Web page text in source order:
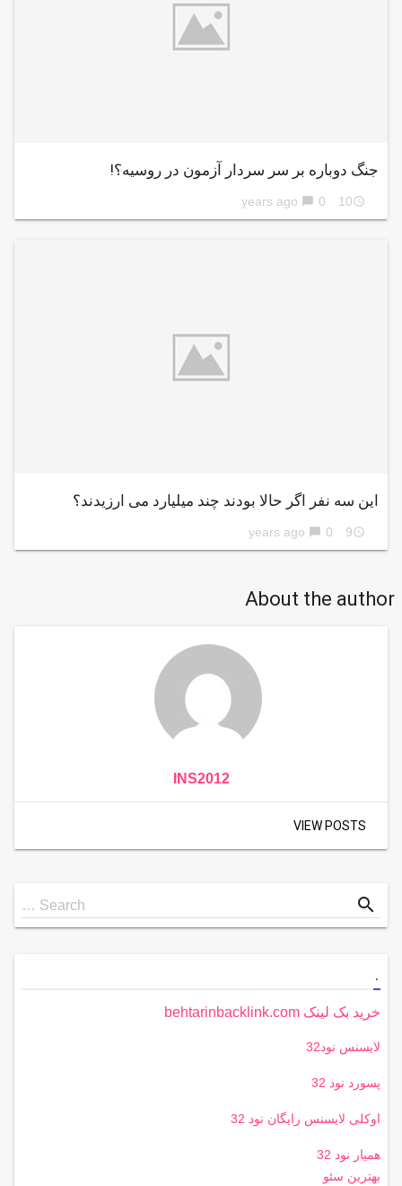
جنگ دوباره بر سر سردار آزمون در روسیه؟!
access_time
10 years ago
chat_bubble 0
این سه نفر اگر حالا بودند چند میلیارد می ارزیدند؟
access_time
9 years ago
chat_bubble 0
About the author
INS2012
VIEW POSTS
Search
for
Search … search
.
خرید بک لینک behtarinbacklink.com
لایسنس نود32
پسورد نود 32
اوکلی لایسنس رایگان نود 32
همیار نود 32
بهترین سئو